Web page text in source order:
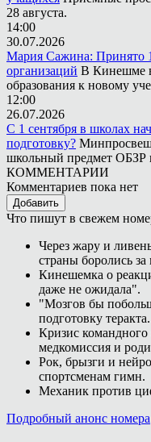
28 августа.
14:00
30.07.2026
Мария Сажина: Принято
организаций В Кинешме
образования к новому
12:00
26.07.2026
С 1 сентября в школах
подготовку?
школьный предмет ОБЗР
КОММЕНТАРИИ
Комментариев пока нет
Добавить
Что пишут в свежем
Через жару и
страны боролись
Кинешемка о
даже не ожидала".
"Мозгов бы
подготовку теракта.
Кризис
медкомиссия и
Рок, брызги и
спортсменам гимн.
Механик против
Подробный анонс номера